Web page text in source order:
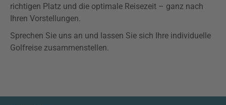
richtigen Platz und die optimale Reisezeit – ganz nach
Ihren Vorstellungen.
Sprechen Sie uns an und lassen Sie sich Ihre individuelle
Golfreise zusammenstellen.